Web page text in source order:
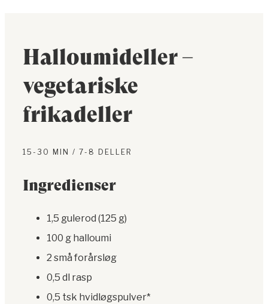
Halloumideller –
vegetariske
frikadeller
15-30 MIN / 7-8 DELLER
Ingredienser
1,5 gulerod (125 g)
100 g halloumi
2 små forårsløg
0,5 dl rasp
0,5 tsk hvidløgspulver*